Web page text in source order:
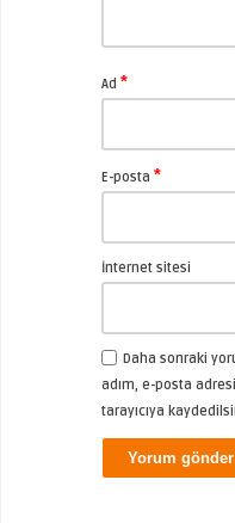
Ad *
E-posta *
İnternet sitesi
Daha sonraki
adım, e-posta
tarayıcıya